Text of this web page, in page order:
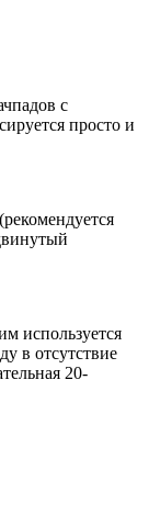
с
просто и
используется
в отсутствие
20-